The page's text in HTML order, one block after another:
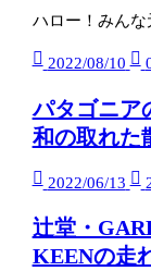
ハロー！みん
2022/08/10
パタゴニア
和の取れた
2022/06/13
辻堂・
KEENの走